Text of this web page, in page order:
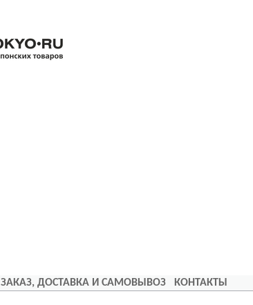
ЗАКАЗ, ДОСТАВКА И САМОВЫВОЗ КОНТАКТЫ